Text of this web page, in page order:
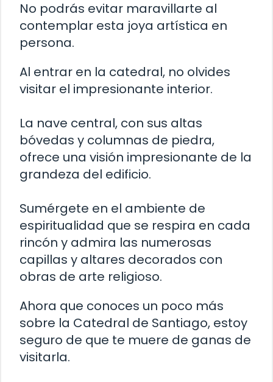
No podrás evitar maravillarte al
contemplar esta joya artística en
persona.
Al entrar en la catedral, no olvides
visitar el impresionante interior.
La nave central, con sus altas
bóvedas y columnas de piedra,
ofrece una visión impresionante de la
grandeza del edificio.
Sumérgete en el ambiente de
espiritualidad que se respira en cada
rincón y admira las numerosas
capillas y altares decorados con
obras de arte religioso.
Ahora que conoces un poco más
sobre la Catedral de Santiago, estoy
seguro de que te muere de ganas de
visitarla.